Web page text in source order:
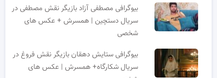
بیوگرافی مصطفی آزاد بازیگر نقش مصطفی در
سریال دستچین | همسرش + عکس های
شخصی
بیوگرافی ستایش دهقان بازیگر نقش فروغ در
سریال شکارگاه+ همسرش | عکس های